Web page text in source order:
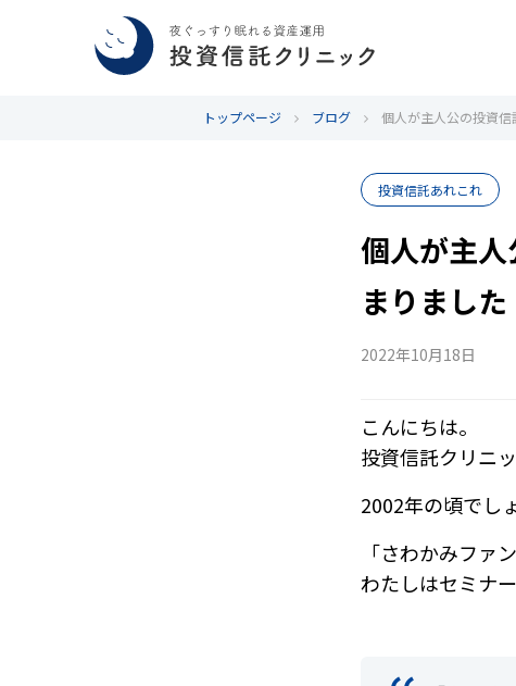
トップページ ブログ 個人が主人公の投資
投資信託あれこれ
個人が主
まりました
2022年10月18日
こんにちは。
投資信託クリニ
2002年の頃でし
「さわかみファ
わたしはセミナ